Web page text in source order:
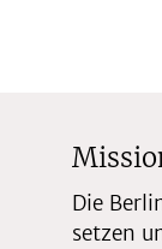
Die
setzen